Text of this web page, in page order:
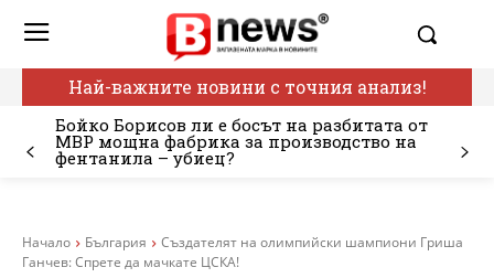
Най-важните новини с точния анализ!
Бойко Борисов ли е босът на разбитата от
МВР мощна фабрика за производство на
фентанила – убиец?
Начало България
Създателят на олимпийски шампиони Гриша
Ганчев: Спрете да мачкате ЦСКА!